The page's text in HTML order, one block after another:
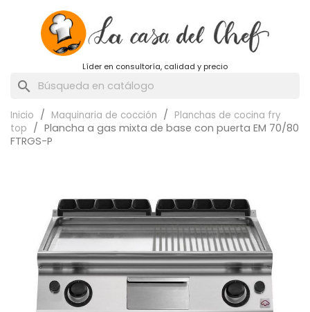
Líder en consultoría, calidad y precio
search
Inicio Maquinaria de cocción
Planchas de cocina fry
top
Plancha a gas mixta de base con puerta EM 70/80
FTRGS-P